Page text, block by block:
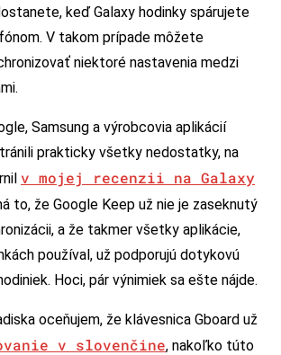
keď Galaxy hodinky spárujete
V takom prípade môžete
niektoré nastavenia medzi
Samsung a výrobcovia aplikácií
prakticky všetky nedostatky, na
v mojej recenzii na Galaxy
to, že Google Keep už nie je zaseknutý
a že takmer všetky aplikácie,
používal, už podporujú dotykovú
Hoci, pár výnimiek sa ešte nájde.
oceňujem, že klávesnica Gboard už
v slovenčine, nakoľko túto